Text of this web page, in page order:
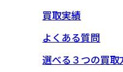
買取実績
よくある質問
選べる３つの買取